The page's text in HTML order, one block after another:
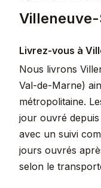
Livrez-vous à
Nous livrons
Val-de-Marne)
métropolitaine.
jour ouvré
avec un suivi
jours ouvrés
selon le